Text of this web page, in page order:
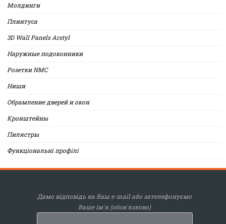
Молдинги
Плинтуса
3D Wall Panels Arstyl
Наружные подоконники
Розетки NMC
Ниши
Обрамление дверей и окон
Кронштейны
Пилястры
Функціональні профілі
Дамо відповідь на Ваш e-mail або зателефонуємо
Ваше ім'я (обов'язково)